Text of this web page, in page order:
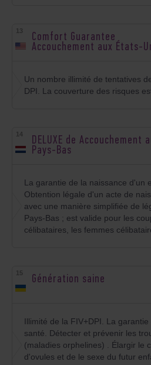
Comfort Guarantee
Accouchement aux États-
Un nombre illimité de tentatives
DPI. La couverture des risques
DELUXE de Accouchement
Pays-Bas
La garantie de la naissance d'un
Obtention légale d'un acte de
avec une manière simplifiée de
Pays-Bas ; est valide pour les
célibataires, les femmes
Génération saine
Illimité de la FIV+DPI. La
santé. Détecter et prévenir les
(maladies orphelines) . Élargir le
d'ovules et de le sexe du futur